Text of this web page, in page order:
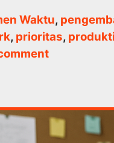
List”
dengan
“Success
Hasil
Maksimal
Waktu,
, prioritas,